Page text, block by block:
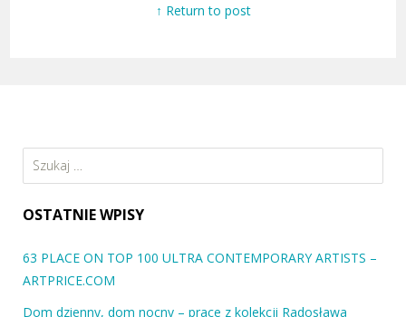
↑ Return to post
Szukaj:
OSTATNIE WPISY
63 PLACE ON TOP 100 ULTRA CONTEMPORARY ARTISTS –
ARTPRICE.COM
Dom dzienny, dom nocny – prace z kolekcji Radosława